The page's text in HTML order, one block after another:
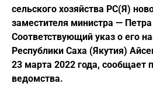
сельского хозяйства РС(Я)
заместителя министра —
Соответствующий указ о его
Республики Саха (Якутия)
23 марта 2022 года, сообщает
ведомства.